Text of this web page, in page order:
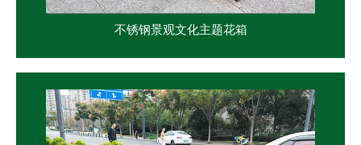
不锈钢景观文化主题花箱